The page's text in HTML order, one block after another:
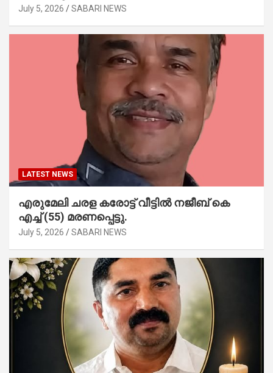
July 5, 2026 SABARI NEWS
LATEST NEWS
എരുമേലി ചരള കരോട്ട് വീട്ടിൽ നജീബ് കെ
എച്ച് (55) മരണപ്പെട്ടു.
July 5, 2026 SABARI NEWS